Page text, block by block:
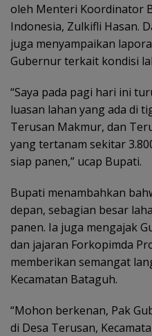
oleh Menteri Koordinator
Indonesia, Zulkifli Hasan.
juga menyampaikan
Gubernur terkait kondisi
“Saya pada pagi hari ini
luasan lahan yang ada di
Terusan Makmur, dan
yang tertanam sekitar
siap panen,” ucap Bupati.
Bupati menambahkan
depan, sebagian besar
panen. Ia juga mengajak
dan jajaran Forkopimda
memberikan semangat
Kecamatan Bataguh.
“Mohon berkenan, Pak
di Desa Terusan,